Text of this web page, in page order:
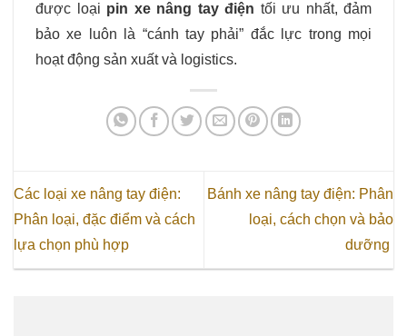
được loại pin xe nâng tay điện tối ưu nhất, đảm
bảo xe luôn là “cánh tay phải” đắc lực trong mọi
hoạt động sản xuất và logistics.
Các loại xe nâng tay điện:
Phân loại, đặc điểm và cách
lựa chọn phù hợp
Bánh xe nâng tay điện: Phân
loại, cách chọn và bảo
dưỡng